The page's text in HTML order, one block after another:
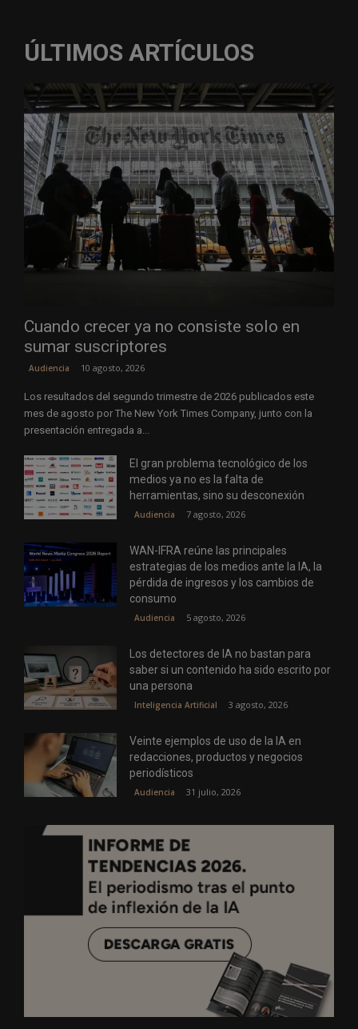
ÚLTIMOS ARTÍCULOS
Cuando crecer ya no consiste solo en
sumar suscriptores
Audiencia 10 agosto, 2026
Los resultados del segundo trimestre de 2026 publicados este
mes de agosto por The New York Times Company, junto con la
presentación entregada a...
El gran problema tecnológico de los
medios ya no es la falta de
herramientas, sino su desconexión
Audiencia 7 agosto, 2026
WAN-IFRA reúne las principales
estrategias de los medios ante la IA, la
pérdida de ingresos y los cambios de
consumo
Audiencia 5 agosto, 2026
Los detectores de IA no bastan para
saber si un contenido ha sido escrito por
una persona
Inteligencia Artificial 3 agosto, 2026
Veinte ejemplos de uso de la IA en
redacciones, productos y negocios
periodísticos
Audiencia 31 julio, 2026